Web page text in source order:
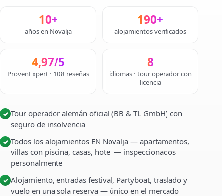
10+
años en Novalja
190+
alojamientos verificados
4,97/5
ProvenExpert · 108 reseñas
8
idiomas · tour operador con
licencia
✓ Tour operador alemán oficial (BB & TL GmbH) con
seguro de insolvencia
✓ Todos los alojamientos EN Novalja — apartamentos,
villas con piscina, casas, hotel — inspeccionados
personalmente
✓ Alojamiento, entradas festival, Partyboat, traslado y
vuelo en una sola reserva — único en el mercado